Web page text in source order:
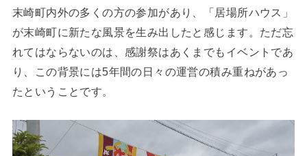
末崎町内外の多くの方の参加があり、「居場所ハウス」
が末崎町に新たな風景を生み出したと感じます。ただ忘
れてはならないのは、感謝祭はあくまでもイベントであ
り、この背景には5年間の日々の運営の積み重ねがあっ
たということです。